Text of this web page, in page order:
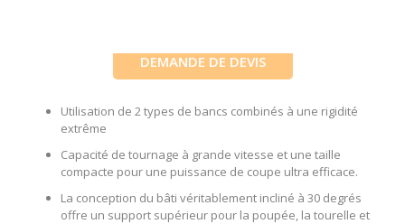
DEMANDE DE DEVIS
Utilisation de 2 types de bancs combinés à une rigidité
extrême
Capacité de tournage à grande vitesse et une taille
compacte pour une puissance de coupe ultra efficace.
La conception du bâti véritablement incliné à 30 degrés
offre un support supérieur pour la poupée, la tourelle et